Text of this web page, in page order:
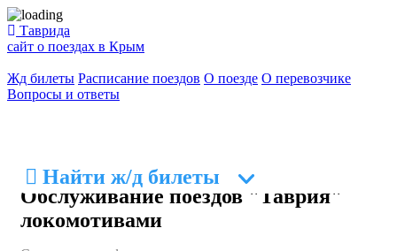
Таврида
сайт о поездах в Крым
Жд билеты Расписание поездов О поезде О перевозчике
Вопросы и ответы
Найти ж/д билеты
В форме поиска указать пункт отправления -
Обслуживание поездов "Таврия"
локомотивами